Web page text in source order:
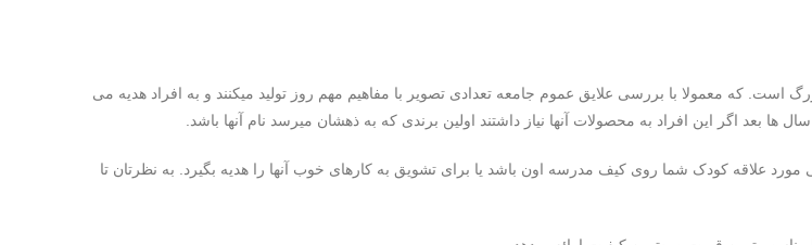
که معمولا با بررسی علایق عموم جامعه تعدادی تصویر با مفاهیم مهم روز تولید میکنند و به افراد هدیه می
ها بعد اگر این افراد به محصولات آنها نیاز داشتند اولین برندی که به ذهشان میرسد نام آنها باشد.
علاقه کودک شما روی کیف مدرسه اون باشد یا برای تشویق به کارهای خوب آنها را هدیه بگیرد. به نظرتان تا